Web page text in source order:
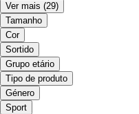
Ver mais (29)
Tamanho
Cor
Sortido
Grupo etário
Tipo de produto
Género
Sport